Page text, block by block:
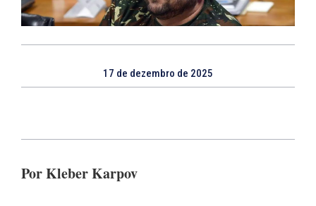
17 de dezembro de 2025
Por Kleber Karpov